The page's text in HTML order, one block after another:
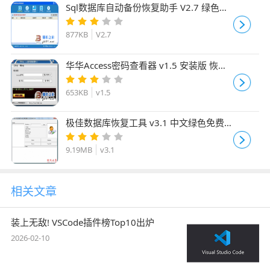
Sql数据库自动备份恢复助手 V2.7 绿色免
费版
877KB V2.7
华华Access密码查看器 v1.5 安装版 恢复
ACCESS数据库密码的软件
653KB v1.5
极佳数据库恢复工具 v3.1 中文绿色免费
版
9.19MB v3.1
相关文章
装上无敌! VSCode插件榜Top10出炉
2026-02-10